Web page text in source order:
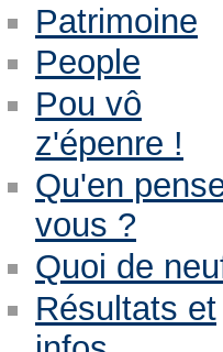
Patrimoine
People
Pou vô
z'épenre !
Qu'en
vous ?
Quoi de
Résultats et